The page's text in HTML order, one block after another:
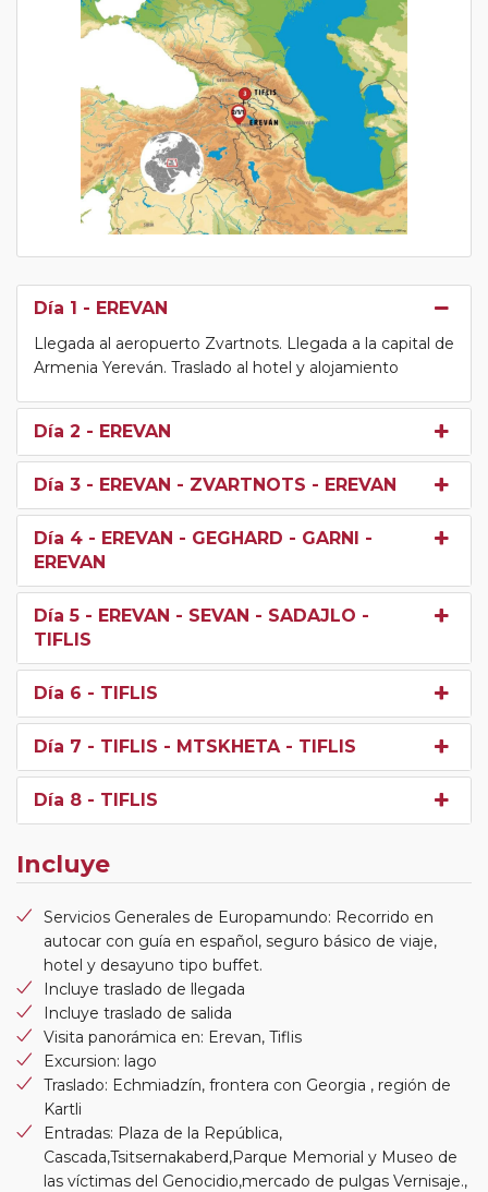
Día 1 - EREVAN
Llegada al aeropuerto Zvartnots. Llegada a la capital de
Armenia Yereván. Traslado al hotel y alojamiento
Día 2 - EREVAN
Día 3 - EREVAN - ZVARTNOTS - EREVAN
Día 4 - EREVAN - GEGHARD - GARNI -
EREVAN
Día 5 - EREVAN - SEVAN - SADAJLO -
TIFLIS
Día 6 - TIFLIS
Día 7 - TIFLIS - MTSKHETA - TIFLIS
Día 8 - TIFLIS
Incluye
Servicios Generales de Europamundo: Recorrido en
autocar con guía en español, seguro básico de viaje,
hotel y desayuno tipo buffet.
Incluye traslado de llegada
Incluye traslado de salida
Visita panorámica en: Erevan, Tiflis
Excursion: lago
Traslado: Echmiadzín, frontera con Georgia , región de
Kartli
Entradas: Plaza de la República,
Cascada,Tsitsernakaberd,Parque Memorial y Museo de
las víctimas del Genocidio,mercado de pulgas Vernisaje.,